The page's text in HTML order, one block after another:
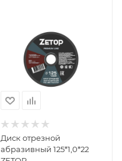
Диск отрезной
абразивный 125*1,0*22